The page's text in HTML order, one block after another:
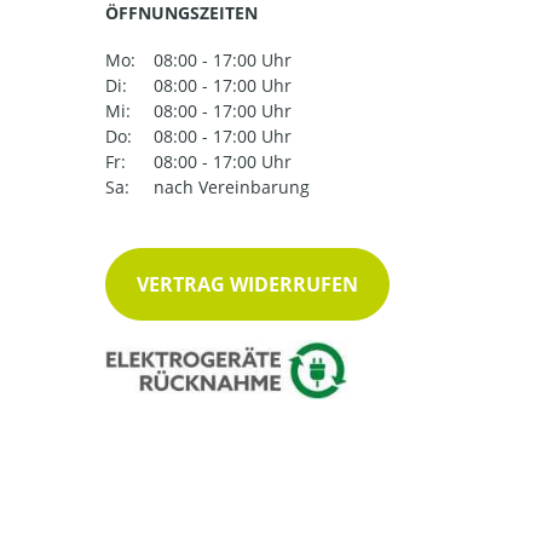
ÖFFNUNGSZEITEN
Mo:
08:00 - 17:00 Uhr
Di:
08:00 - 17:00 Uhr
Mi:
08:00 - 17:00 Uhr
Do:
08:00 - 17:00 Uhr
Fr:
08:00 - 17:00 Uhr
Sa:
nach Vereinbarung
VERTRAG WIDERRUFEN